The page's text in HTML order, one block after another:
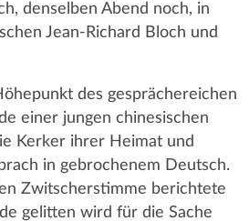
denselben Abend noch, in
Jean-Richard Bloch und
des gesprächereichen
einer jungen chinesischen
Kerker ihrer Heimat und
in gebrochenem Deutsch.
Zwitscherstimme berichtete
gelitten wird für die Sache